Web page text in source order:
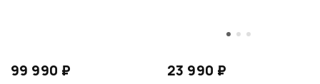
99 990 ₽ 23 990 ₽